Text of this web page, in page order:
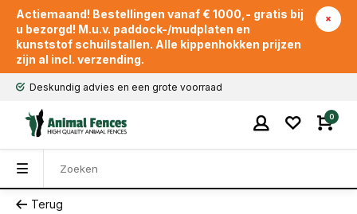
Actiemaand! Bestellingen vanaf € 1000,- gratis bij
u bezorgd! M.u.v. paddock-/mudplaten en
kunststof schuilstallen. Alle kippenhokken prijzen
zijn al incl. verzending.
Deskundig advies en een grote voorraad
0
Terug